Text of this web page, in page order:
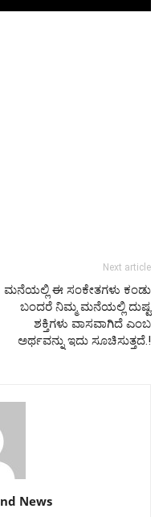
Next article
ಮನೆಯಲ್ಲಿ ಈ ಸಂಕೇತಗಳು ಕಂಡು
ಬಂದರೆ ನಿಮ್ಮ‌ ಮನೆಯಲ್ಲಿ ದುಷ್ಟ
ಶಕ್ತಿಗಳು ವಾಸವಾಗಿದೆ ಎಂಬ
ಅರ್ಥವನ್ನು ಇದು ಸೂಚಿಸುತ್ತದೆ.!
News